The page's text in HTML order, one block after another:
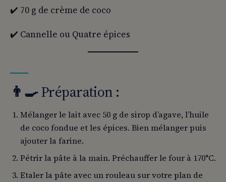
✔️ 70 g de crème de coco
✔️ Cannelle ou Quatre épices
👨‍🍳Préparation :
Mélanger le lait avec 50 g de sirop d’agave, l’huile
de coco fondue et les épices. Bien mélanger puis
ajouter la farine.
Pétrir la pâte à la main. Préchauffer le four à 170°C.
Etaler la pâte avec un rouleau sur votre plan de